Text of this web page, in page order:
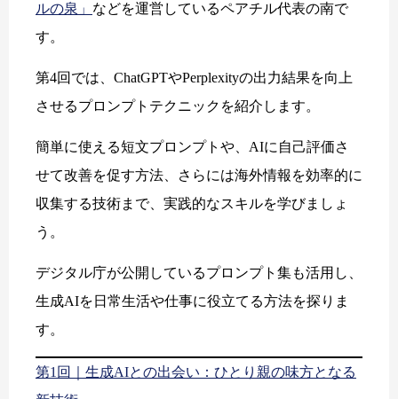
ルの泉」 などを運営しているペアチル代表の南で
す。
第4回では、ChatGPTやPerplexityの出力結果を向上
させるプロンプトテクニックを紹介します。
簡単に使える短文プロンプトや、AIに自己評価さ
せて改善を促す方法、さらには海外情報を効率的に
収集する技術まで、実践的なスキルを学びましょ
う。
デジタル庁が公開しているプロンプト集も活用し、
生成AIを日常生活や仕事に役立てる方法を探りま
す。
第1回｜生成AIとの出会い：ひとり親の味方となる